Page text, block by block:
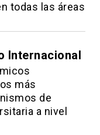
todas las áreas
Internacional
más
de
a nivel